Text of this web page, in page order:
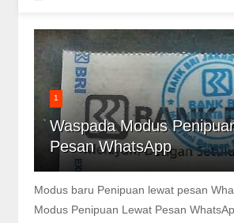
1
Waspada Modus
Pesan WhatsApp
Modus baru Penipuan lewat pesan
Modus Penipuan Lewat Pesan